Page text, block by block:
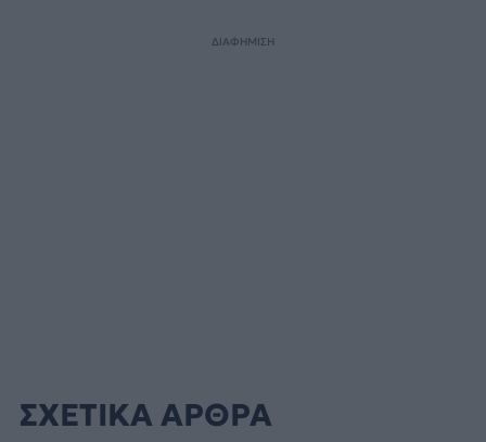
ΔΙΑΦΗΜΙΣΗ
ΣΧΕΤΙΚΑ ΑΡΘΡΑ